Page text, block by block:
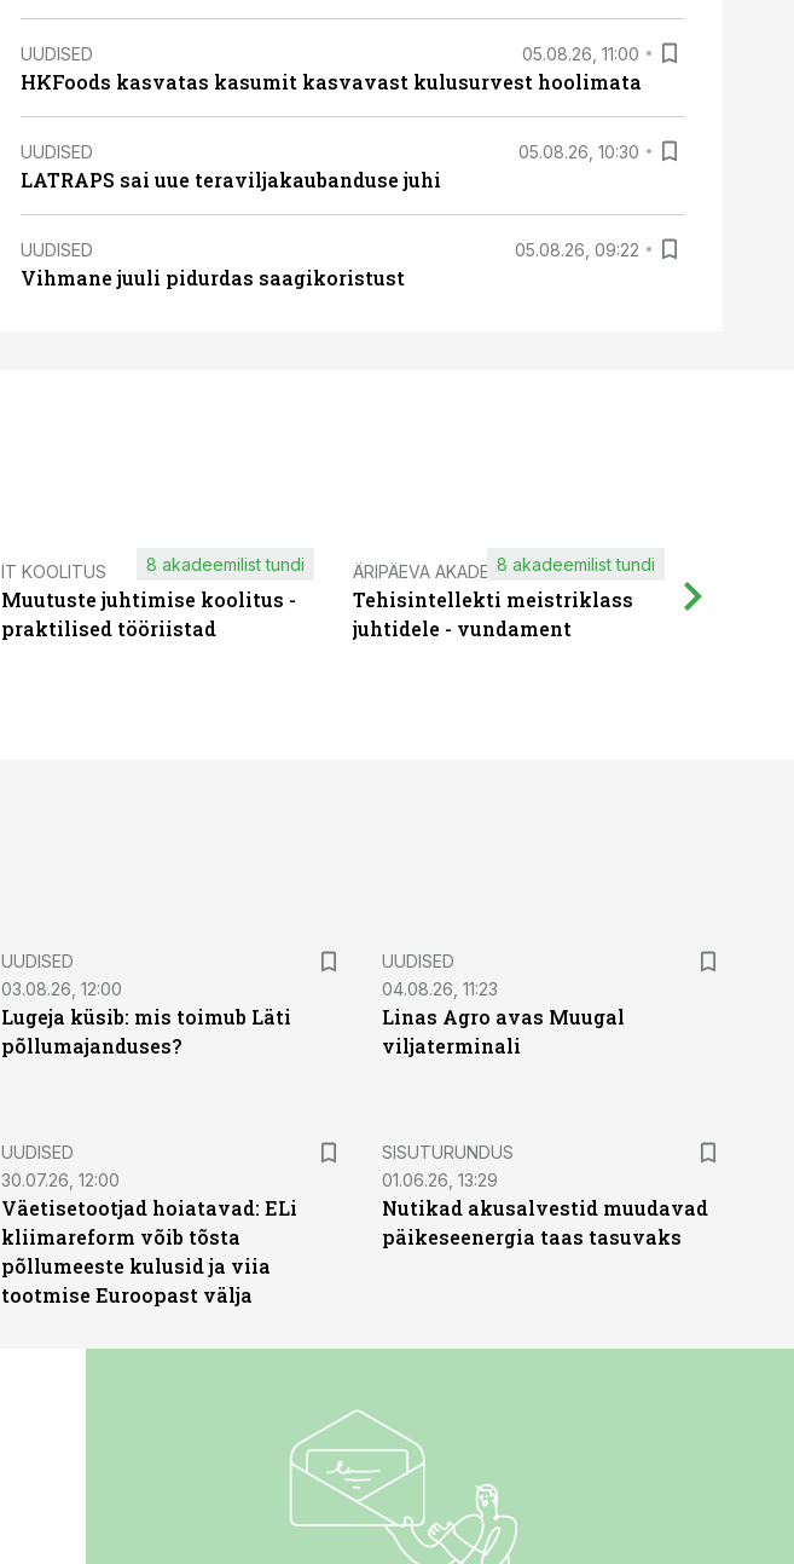
UUDISED 05.08.26, 11:00
HKFoods kasvatas kasumit kasvavast kulusurvest hoolimata
UUDISED 05.08.26, 10:30
LATRAPS sai uue teraviljakaubanduse juhi
UUDISED 05.08.26, 09:22
Vihmane juuli pidurdas saagikoristust
IT KOOLITUS
Muutuste juhtimise koolitus -
praktilised tööriistad
8 akadeemilist tundi ÄRIPÄEVA AKADEEMIA
Tehisintellekti meistriklass
juhtidele - vundament
8 akadeemilist tundi
UUDISED
03.08.26, 12:00
Lugeja küsib: mis toimub Läti
põllumajanduses?
UUDISED
04.08.26, 11:23
Linas Agro avas Muugal
viljaterminali
UUDISED
30.07.26, 12:00
Väetisetootjad hoiatavad: ELi
kliimareform võib tõsta
põllumeeste kulusid ja viia
tootmise Euroopast välja
ST
SISUTURUNDUS
01.06.26, 13:29
Nutikad akusalvestid muudavad
päikeseenergia taas tasuvaks